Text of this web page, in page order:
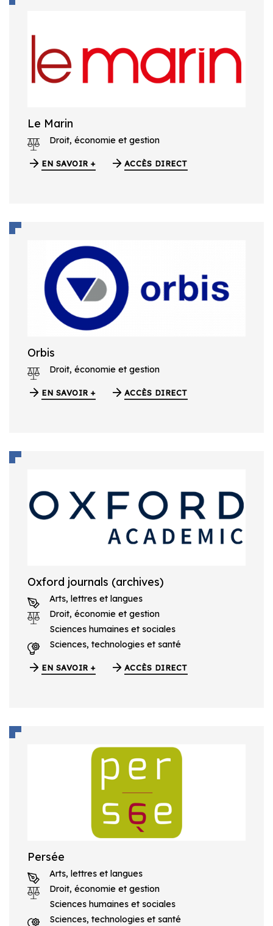
Le Marin
Droit, économie et gestion
EN SAVOIR + ACCÈS DIRECT
Orbis
Droit, économie et gestion
EN SAVOIR + ACCÈS DIRECT
Oxford journals (archives)
Arts, lettres et langues
Droit, économie et gestion
Sciences humaines et sociales
Sciences, technologies et santé
EN SAVOIR + ACCÈS DIRECT
Persée
Arts, lettres et langues
Droit, économie et gestion
Sciences humaines et sociales
Sciences, technologies et santé